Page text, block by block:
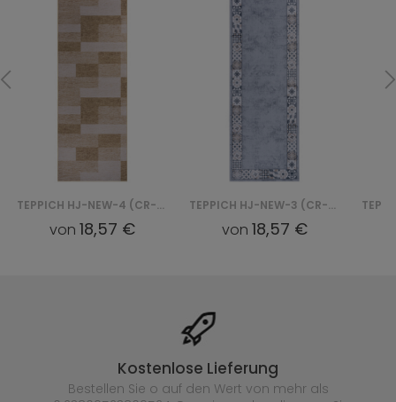
TEPPICH HJ-NEW-4 (CR-4) CRYSTAL PRINT
von 18,57 €
TEPPICH HJ-NEW-3 (CR-3) CRYSTAL PRINT
von 18,57 €
Kostenlose Lieferung
Bestellen Sie o auf den Wert von mehr als